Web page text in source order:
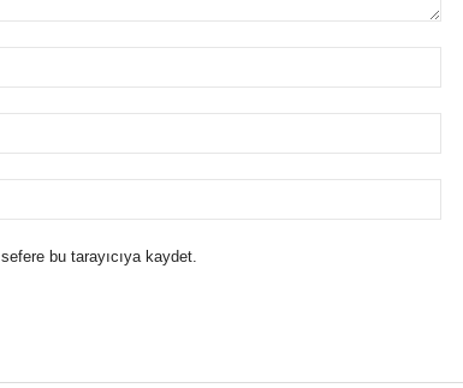
bu tarayıcıya kaydet.